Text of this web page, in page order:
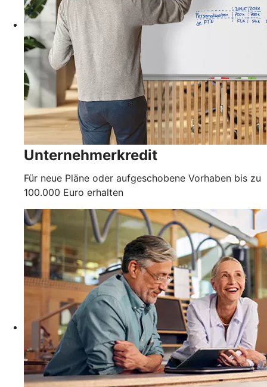
Unternehmerkredit
Für neue Pläne oder aufgeschobene Vorhaben bis zu
100.000 Euro erhalten